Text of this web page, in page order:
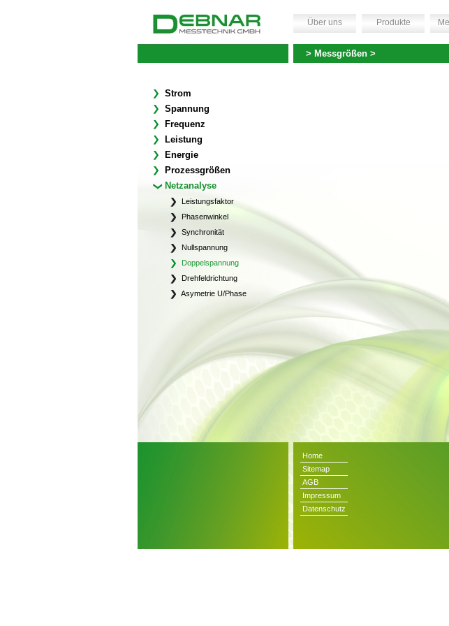
> Messgrößen >
Über uns Produkte
Strom
Spannung
Frequenz
Leistung
Energie
Prozessgrößen
Netzanalyse
Leistungsfaktor
Phasenwinkel
Synchronität
Nullspannung
Doppelspannung
Drehfeldrichtung
Asymetrie U/Phase
Home
Sitemap
AGB
Impressum
Datenschutz